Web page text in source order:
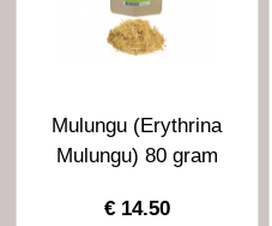
Mulungu (Erythrina
Mulungu) 80 gram
€ 14.50